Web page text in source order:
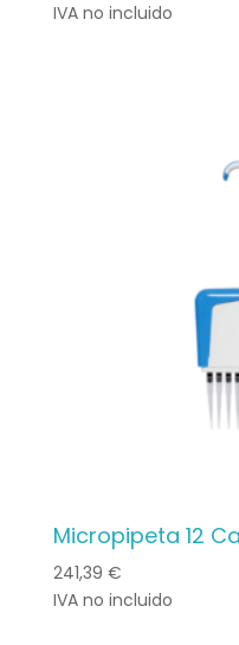
IVA no incluido
Micropipeta 12
241,39 €
IVA no incluido